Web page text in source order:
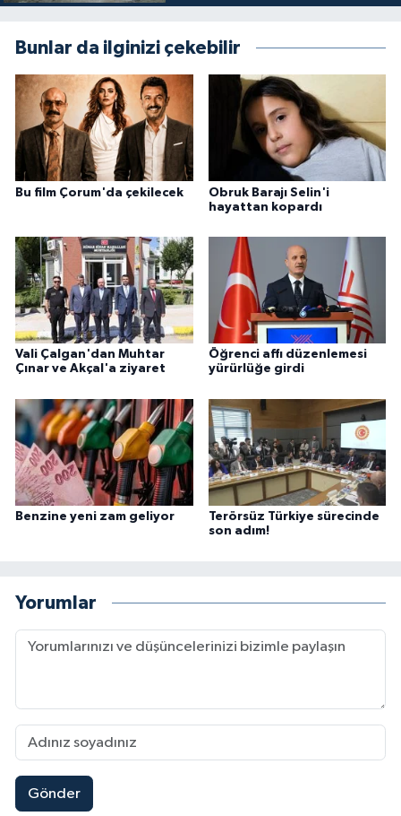
Bunlar da ilginizi çekebilir
Bu film Çorum'da çekilecek
Obruk Barajı Selin'i
hayattan kopardı
Vali Çalgan'dan Muhtar
Çınar ve Akçal'a ziyaret
Öğrenci affı düzenlemesi
yürürlüğe girdi
Benzine yeni zam geliyor
Terörsüz Türkiye sürecinde
son adım!
Yorumlar
Gönder